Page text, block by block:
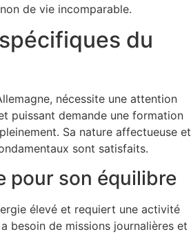
de vie incomparable.
du
nécessite une attention
puissant demande une formation
Sa nature affectueuse et
sont satisfaits.
pour son équilibre
élevé et requiert une activité
besoin de missions journalières et